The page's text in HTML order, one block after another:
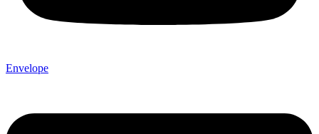
Envelope